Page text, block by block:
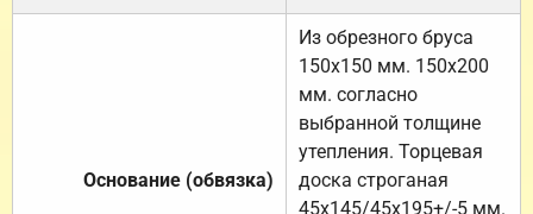
Основание (обвязка)
Из обрезного бруса
150х150 мм. 150х200
мм. согласно
выбранной толщине
утепления. Торцевая
доска строганая
45х145/45х195+/-5 мм.